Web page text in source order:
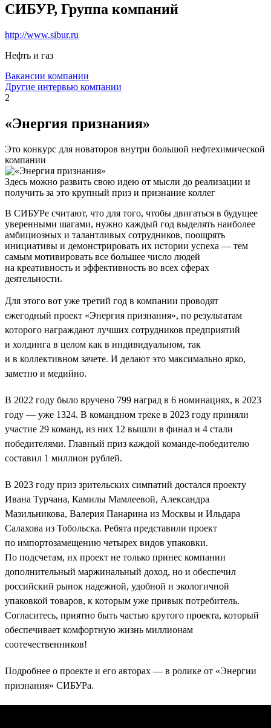
СИБУР, Группа компаний
http://www.sibur.ru
Нефть и газ
Вакансии компании
Другие интервью компании
2
«Энергия признания»
Это конкурс для новаторов внутри большой нефтехимической
компании
Здесь можно развить свою идею от мысли до реализации и
получить за это крупный приз и признание коллег
В СИБУРе считают, что для того, чтобы двигаться в будущее
уверенными шагами, нужно каждый год выделять наиболее
амбициозных и талантливых сотрудников, поощрять
инициативы и демонстрировать их истории успеха — тем
самым мотивировать все большее число людей
на креативность и эффективность во всех сферах
деятельности.
Для этого вот уже третий год в компании проводят
ежегодный проект «Энергия признания», по результатам
которого награждают лучших сотрудников предприятий
и холдинга в целом как в индивидуальном, так
и в коллективном зачете. И делают это максимально ярко,
заметно и медийно.
В 2022 году было вручено 799 наград в 6 номинациях, в 2023
году — уже 1324. В командном треке в 2023 году приняли
участие 29 команд, из них 12 вышли в финал и 4 стали
победителями. Главный приз каждой команде-победителю
составил 1 миллион рублей.
В 2023 году приз зрительских симпатий достался проекту
Ивана Турчана, Камилы Мамлеевой, Александра
Мазильникова, Валерия Панарина из Москвы и Ильдара
Салахова из Тобольска. Ребята представили проект
по импортозамещению четырех видов упаковки.
По подсчетам, их проект не только принес компании
дополнительный маржинальный доход, но и обеспечил
российский рынок надежной, удобной и экологичной
упаковкой товаров, к которым уже привык потребитель.
Согласитесь, приятно быть частью крутого проекта, который
обеспечивает комфортную жизнь миллионам
соотечественников!
Подробнее о проекте и его авторах — в ролике от «Энергии
признания» СИБУРа.